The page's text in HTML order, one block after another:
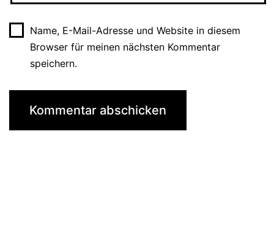
Name, E-Mail-Adresse und Website in diesem
Browser für meinen nächsten Kommentar
speichern.